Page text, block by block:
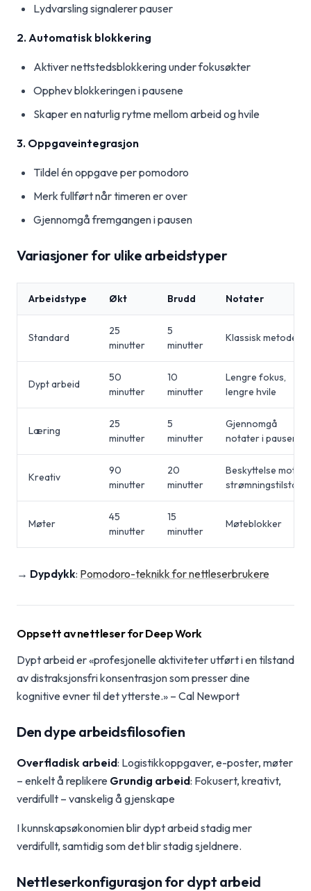
Lydvarsling signalerer pauser
2. Automatisk blokkering
Aktiver nettstedsblokkering under fokusøkter
Opphev blokkeringen i pausene
Skaper en naturlig rytme mellom arbeid og hvile
3. Oppgaveintegrasjon
Tildel én oppgave per pomodoro
Merk fullført når timeren er over
Gjennomgå fremgangen i pausen
Variasjoner for ulike arbeidstyper
Arbeidstype Økt Brudd Notater
Standard
25
minutter
5
minutter
Klassisk metode
Dypt arbeid
50
minutter
10
minutter
Lengre fokus,
lengre hvile
Læring
25
minutter
5
minutter
Gjennomgå
notater i pausen
Kreativ
90
minutter
20
minutter
Beskyttelse mot
strømningstilstand
Møter
45
minutter
15
minutter
Møteblokker
→ Dypdykk: Pomodoro-teknikk for nettleserbrukere
Oppsett av nettleser for Deep Work
Dypt arbeid er «profesjonelle aktiviteter utført i en tilstand
av distraksjonsfri konsentrasjon som presser dine
kognitive evner til det ytterste.» – Cal Newport
Den dype arbeidsfilosofien
Overfladisk arbeid: Logistikkoppgaver, e-poster, møter
– enkelt å replikere Grundig arbeid: Fokusert, kreativt,
verdifullt – vanskelig å gjenskape
I kunnskapsøkonomien blir dypt arbeid stadig mer
verdifullt, samtidig som det blir stadig sjeldnere.
Nettleserkonfigurasjon for dypt arbeid